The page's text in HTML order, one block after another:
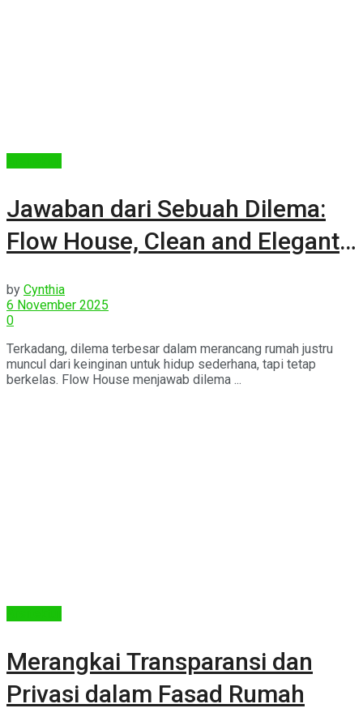
Jawaban dari Sebuah Dilema:
Flow House, Clean and Elegant
by Cynthia
6 November 2025
0
Terkadang, dilema terbesar dalam merancang rumah justru
muncul dari keinginan untuk hidup sederhana, tapi tetap
berkelas. Flow House menjawab dilema ...
Merangkai Transparansi dan
Privasi dalam Fasad Rumah